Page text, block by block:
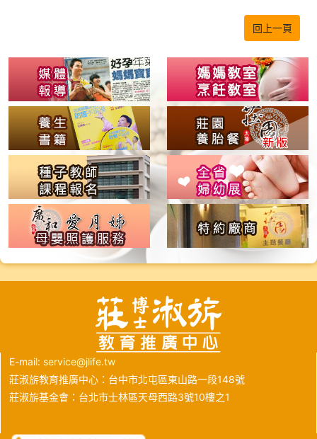
回上一頁
E-mail: service@jlife.tw
莊淑旂教育推廣中心：台中市北屯區東山路一段148號
莊淑旂基金會：台北市士林區天母西路3號10樓之1